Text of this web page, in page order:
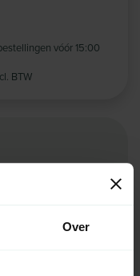
Over
vóór 15:00
BTW
Deze doos
om je